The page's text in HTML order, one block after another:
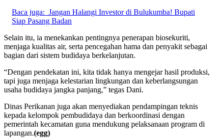
Baca juga: Jangan Halangi Investor di Bulukumba! Bupati
Siap Pasang Badan
Selain itu, ia menekankan pentingnya penerapan biosekuriti,
menjaga kualitas air, serta pencegahan hama dan penyakit sebagai
bagian dari sistem budidaya berkelanjutan.
“Dengan pendekatan ini, kita tidak hanya mengejar hasil produksi,
tapi juga menjaga kelestarian lingkungan dan keberlangsungan
usaha budidaya jangka panjang,” tegas Dani.
Dinas Perikanan juga akan menyediakan pendampingan teknis
kepada kelompok pembudidaya dan berkoordinasi dengan
pemerintah kecamatan guna mendukung pelaksanaan program di
lapangan.(egg)